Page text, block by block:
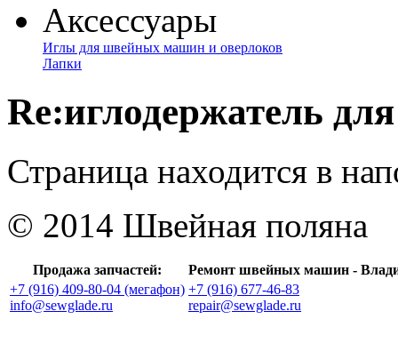
Аксессуары
Иглы для швейных машин и оверлоков
Лапки
Re:иглодержатель
Страница находится в
© 2014 Швейная поляна
Продажа запчастей:
Ремонт швейных машин -
+7 (916) 409-80-04 (мегафон)
info@sewglade.ru
+7 (916) 677-46-83
repair@sewglade.ru